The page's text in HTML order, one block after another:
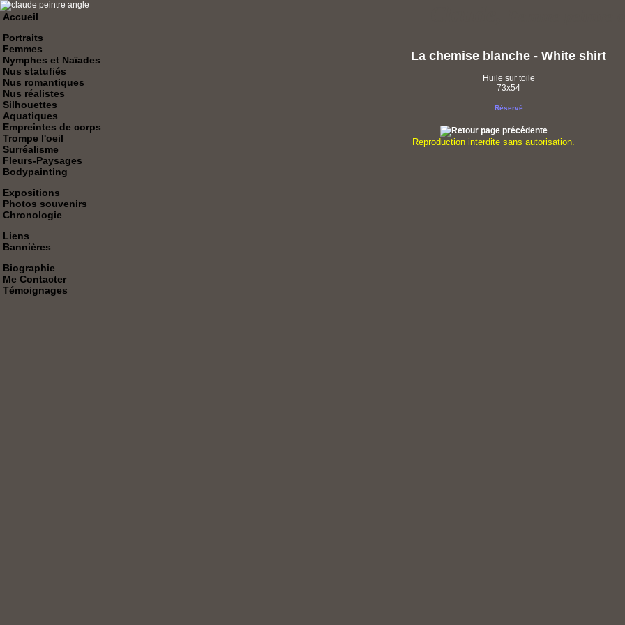
Accueil
Portraits
Femmes
Nymphes et Naïades
Nus statufiés
Nus romantiques
Nus réalistes
Silhouettes
Aquatiques
Empreintes de corps
Trompe l'oeil
Surréalisme
Fleurs-Paysages
Bodypainting
Expositions
Photos souvenirs
Chronologie
Liens
Bannières
Biographie
Me Contacter
Témoignages
La chemise blanche - White shirt
Huile sur toile
73x54
Réservé
Reproduction interdite sans autorisation.